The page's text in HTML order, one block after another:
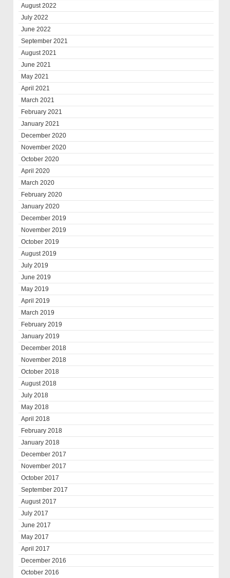
August 2022
July 2022
June 2022
September 2021
August 2021
June 2021
May 2021
April 2021
March 2021
February 2021
January 2021
December 2020
November 2020
October 2020
April 2020
March 2020
February 2020
January 2020
December 2019
November 2019
October 2019
August 2019
July 2019
June 2019
May 2019
April 2019
March 2019
February 2019
January 2019
December 2018
November 2018
October 2018
August 2018
July 2018
May 2018
April 2018
February 2018
January 2018
December 2017
November 2017
October 2017
September 2017
August 2017
July 2017
June 2017
May 2017
April 2017
December 2016
October 2016